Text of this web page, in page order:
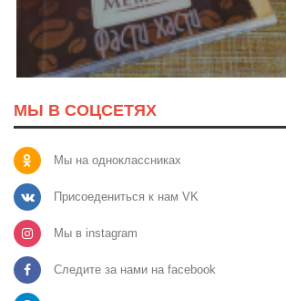
МЫ В СОЦСЕТЯХ
Мы на одноклассниках
Присоедениться к нам VK
Мы в instagram
Следите за нами на facebook